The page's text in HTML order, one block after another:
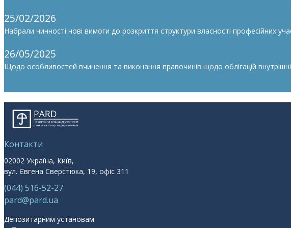
25/02/2026
Набрали чинності нові вимоги до розкриття структури власності професійних
26/05/2025
Щодо особливостей вчинення та виконання правочинів щодо облігацій
Контакти
02002 Україна, Київ,
вул. Євгена Сверстюка, 19, офіс 311
(044) 516-52-27
pard@pard.ua
Депозитарним установам